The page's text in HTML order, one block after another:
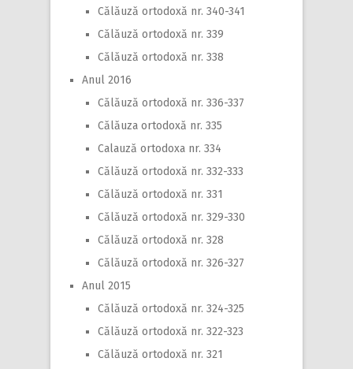
Călăuză ortodoxă nr. 340-341
Călăuză ortodoxă nr. 339
Călăuză ortodoxă nr. 338
Anul 2016
Călăuză ortodoxă nr. 336-337
Călăuza ortodoxă nr. 335
Calauză ortodoxa nr. 334
Călăuză ortodoxă nr. 332-333
Călăuză ortodoxă nr. 331
Călăuză ortodoxă nr. 329-330
Călăuză ortodoxă nr. 328
Călăuză ortodoxă nr. 326-327
Anul 2015
Călăuză ortodoxă nr. 324-325
Călăuză ortodoxă nr. 322-323
Călăuză ortodoxă nr. 321